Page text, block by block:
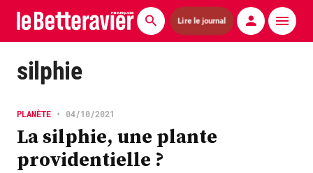
Lire le journal
Actualités
Agronomie
Matériels
silphie
PLANÈTE • 04/10/2021
La silphie, une plante
providentielle ?